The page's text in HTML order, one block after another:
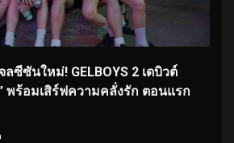
ลซีซันใหม่! GELBOYS 2 เดบิวต์
พร้อมเสิร์ฟความคลั่งรัก ตอนแรก